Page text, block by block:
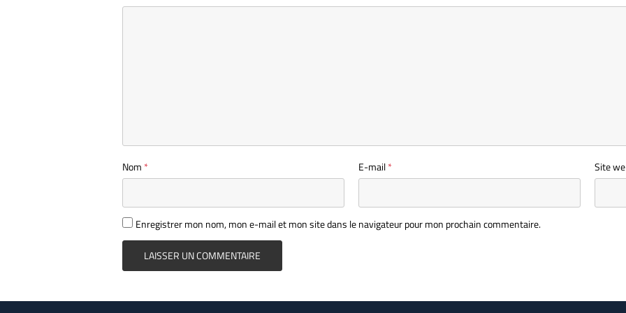
Nom * E-mail* Site
Enregistrer mon nom, mon e-mail et mon site dans le navigateur pour mon prochain commentaire.